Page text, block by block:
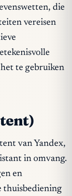
die
vereisen
te gebruiken
van Yandex,
in omvang.
en
thuisbediening